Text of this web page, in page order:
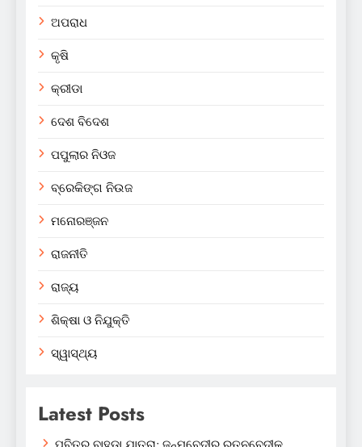
ଅପରାଧ
କୃଷି
କ୍ରୀଡା
ଦେଶ ବିଦେଶ
ପପୁଲାର ନିଓଜ
ବ୍ରେକିଙ୍ଗ ନିଉଜ
ମନୋରଞ୍ଜନ
ରାଜନୀତି
ରାଜ୍ୟ
ଶିକ୍ଷା ଓ ନିଯୁକ୍ତି
ସ୍ୱାସ୍ଥ୍ୟ
Latest Posts